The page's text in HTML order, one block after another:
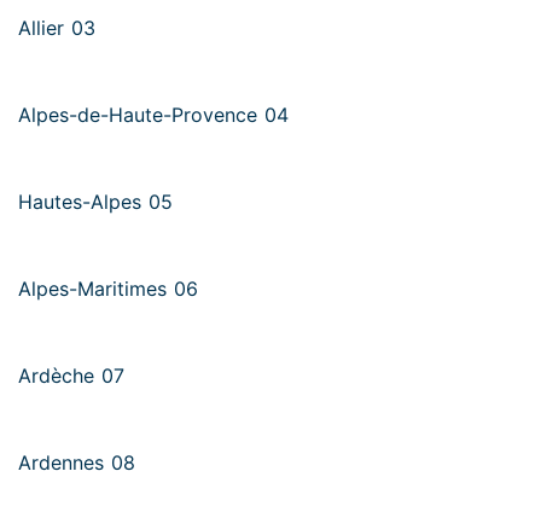
Allier 03
Alpes-de-Haute-Provence 04
Hautes-Alpes 05
Alpes-Maritimes 06
Ardèche 07
Ardennes 08